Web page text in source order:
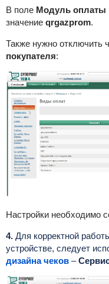
В поле Модуль оплаты
значение qrgazprom.
Также нужно отключить
покупателя:
Настройки необходимо
4.Для корректной
устройстве, следует
дизайна чеков–